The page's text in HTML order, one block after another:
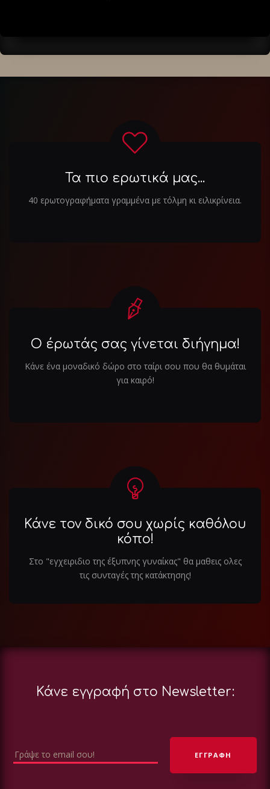
Τα πιο ερωτικά μας...
40 ερωτογραφήματα γραμμένα με τόλμη κι ειλικρίνεια.
Ο έρωτάς σας γίνεται διήγημα!
Κάνε ένα μοναδικό δώρο στο ταίρι σου που θα θυμάται
για καιρό!
Κάνε τον δικό σου χωρίς καθόλου
κόπο!
Στο "εγχειριδιο της έξυπνης γυναίκας" θα μαθεις ολες
τις συνταγές της κατάκτησης!
Κάνε εγγραφή στο Newsletter: